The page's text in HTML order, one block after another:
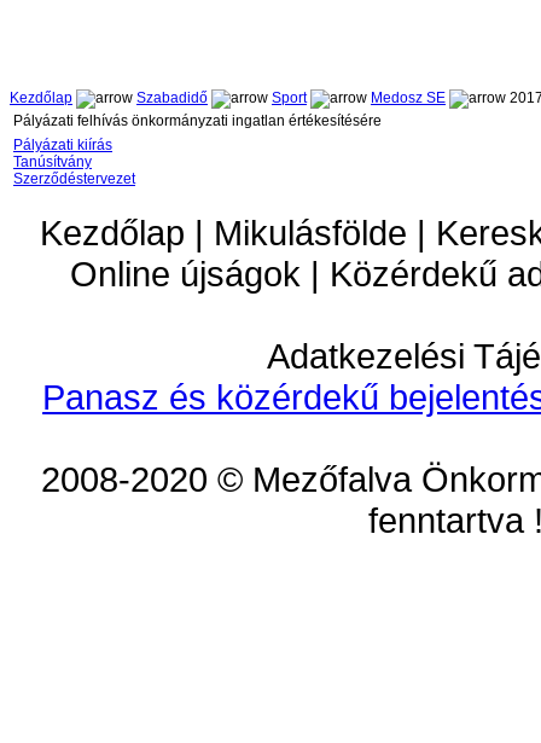
Kezdőlap Szabadidő Sport Medosz SE
Pályázati felhívás önkormányzati ingatlan értékesítésére
Pályázati kiírás
Tanúsítvány
Szerződéstervezet
Kezdőlap | Mikulásfölde |
Online újságok | Közérdekű
Adatkezelési
Panasz és közérdekű
2008-2020 © Mezőfalva
fenntartva